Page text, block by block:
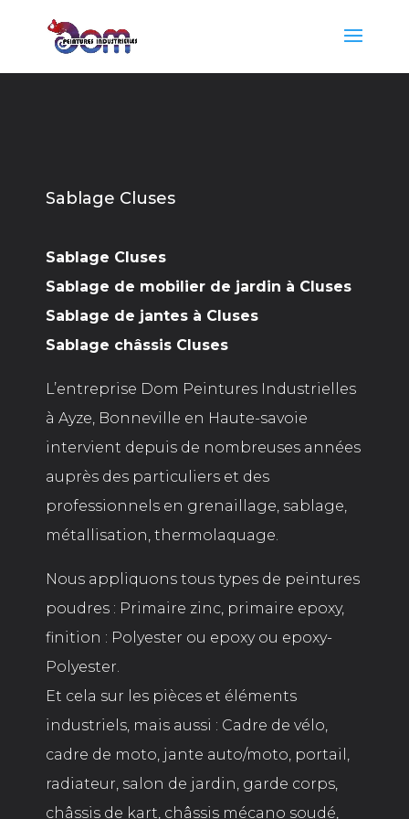
Sablage Cluses
Sablage Cluses
Sablage de mobilier de jardin à Cluses
Sablage de jantes à Cluses
Sablage châssis Cluses
L’entreprise Dom Peintures Industrielles
à Ayze, Bonneville en Haute-savoie
intervient depuis de nombreuses années
auprès des particuliers et des
professionnels en grenaillage, sablage,
métallisation, thermolaquage.
Nous appliquons tous types de peintures
poudres : Primaire zinc, primaire epoxy,
finition : Polyester ou epoxy ou epoxy-
Polyester.
Et cela sur les pièces et éléments
industriels, mais aussi : Cadre de vélo,
cadre de moto, jante auto/moto, portail,
radiateur, salon de jardin, garde corps,
châssis de kart, châssis mécano soudé,